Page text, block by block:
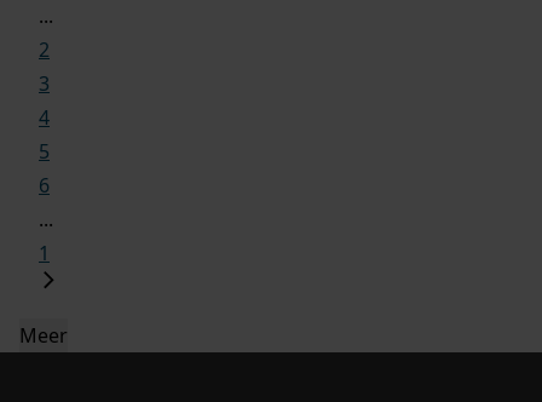
...
2
3
4
5
6
...
1
Meer